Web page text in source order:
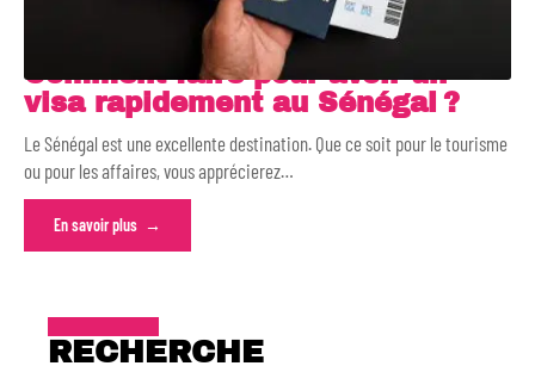
Comment faire pour avoir un
visa rapidement au Sénégal ?
Le Sénégal est une excellente destination. Que ce soit pour le tourisme
ou pour les affaires, vous apprécierez…
En savoir plus
RECHERCHE